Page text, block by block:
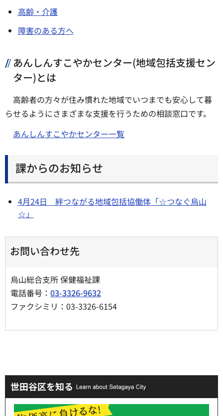
高齢・介護
障害のある方へ
あんしんすこやかセンター(地域包括支援セン
ター)とは
高齢者の方々が住み慣れた地域でいつまでも安心して暮
らせるようにさまざまな支援を行うための相談窓口です。
あんしんすこやかセンター一覧
課からのお知らせ
4月24日 絆つながる地域包括協働体「☆つなぐ烏山
☆」
お問い合わせ先
烏山総合支所 保健福祉課
電話番号： 03-3326-9632
ファクシミリ：03-3326-6154
世田谷区を知る